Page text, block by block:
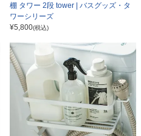
棚 タワー 2段 tower | バスグッズ・タ
ワーシリーズ
¥5,800(税込)